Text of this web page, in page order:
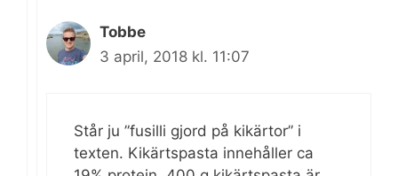
Tobbe
3 april, 2018 kl. 11:07
Står ju ”fusilli gjord på kikärtor” i
texten. Kikärtspasta innehåller ca